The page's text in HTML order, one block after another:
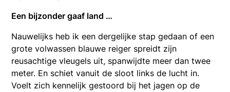
Een bijzonder gaaf land …
Nauwelijks heb ik een dergelijke stap gedaan of een
grote volwassen blauwe reiger spreidt zijn
reusachtige vleugels uit, spanwijdte meer dan twee
meter. En schiet vanuit de sloot links de lucht in.
Voelt zich kennelijk gestoord bij het jagen op de